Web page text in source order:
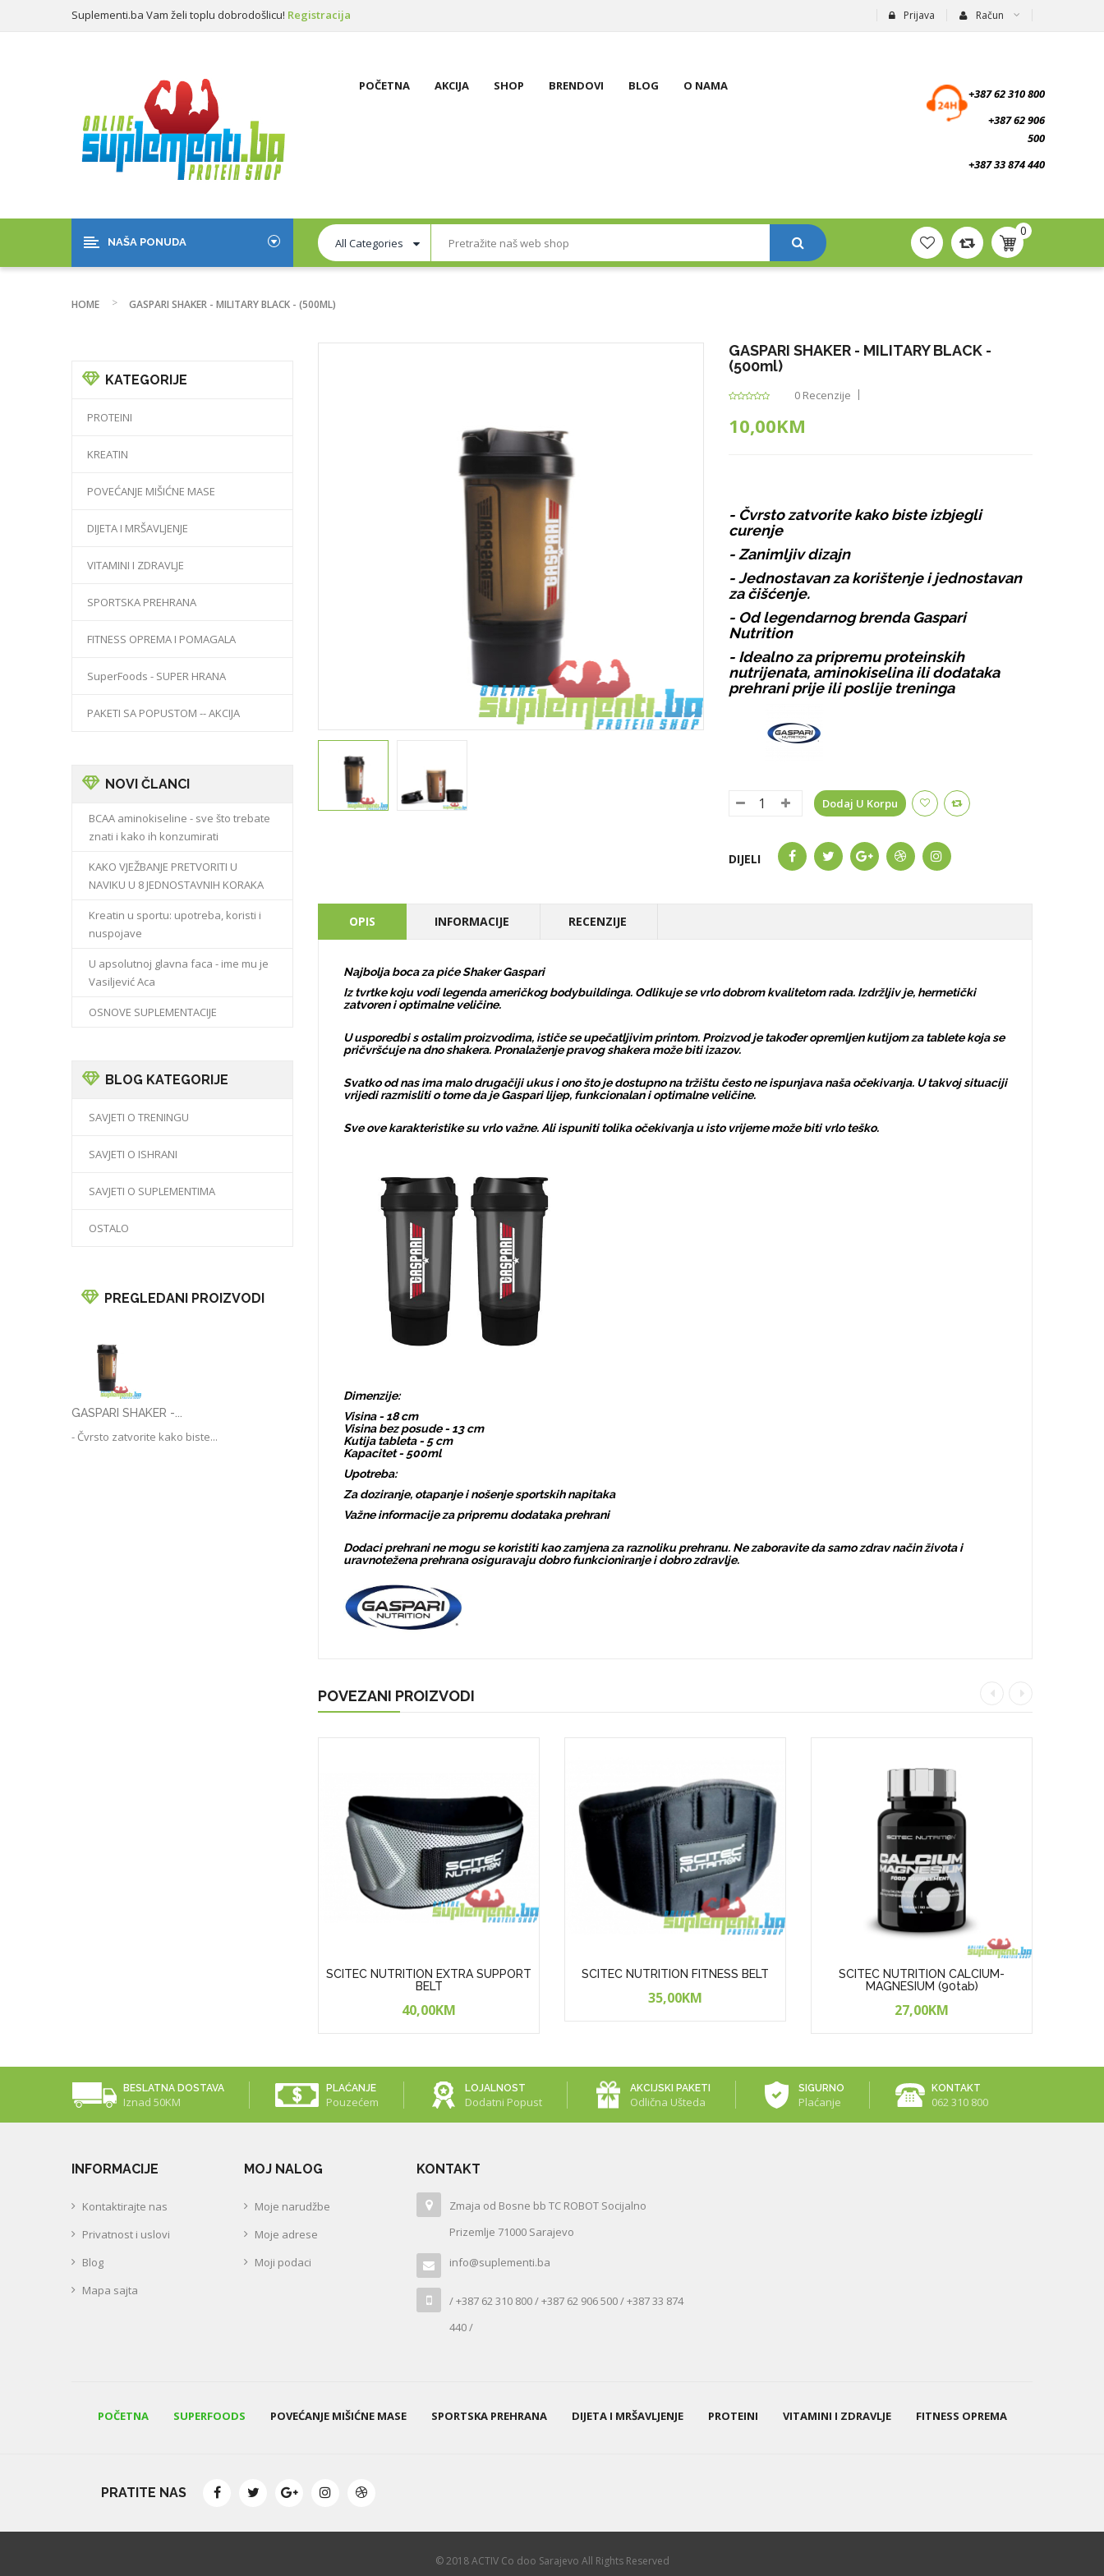
Suplementi.ba Vam želi toplu dobrodošlicu! Registracija
Prijava Račun
POČETNA AKCIJA SHOP BRENDOVI BLOG O NAMA
+387 62 310 800
+387 62 906
500
+387 33 874 440
NAŠA PONUDA
0
HOME GASPARI SHAKER - MILITARY BLACK - (500ML)
KATEGORIJE
PROTEINI
KREATIN
POVEĆANJE MIŠIĆNE MASE
DIJETA I MRŠAVLJENJE
VITAMINI I ZDRAVLJE
SPORTSKA PREHRANA
FITNESS OPREMA I POMAGALA
SuperFoods - SUPER HRANA
PAKETI SA POPUSTOM -- AKCIJA
NOVI ČLANCI
BCAA aminokiseline - sve što trebate
znati i kako ih konzumirati
KAKO VJEŽBANJE PRETVORITI U
NAVIKU U 8 JEDNOSTAVNIH KORAKA
Kreatin u sportu: upotreba, koristi i
nuspojave
U apsolutnoj glavna faca - ime mu je
Vasiljević Aca
OSNOVE SUPLEMENTACIJE
BLOG KATEGORIJE
SAVJETI O TRENINGU
SAVJETI O ISHRANI
SAVJETI O SUPLEMENTIMA
OSTALO
PREGLEDANI PROIZVODI
GASPARI SHAKER -...
- Čvrsto zatvorite kako biste...
GASPARI SHAKER - MILITARY BLACK -
(500ml)
0 Recenzije
10,00KM
- Čvrsto zatvorite kako biste izbjegli
curenje
- Zanimljiv dizajn
- Jednostavan za korištenje i jednostavan
za čišćenje.
- Od legendarnog brenda Gaspari
Nutrition
- Idealno za pripremu proteinskih
nutrijenata, aminokiselina ili dodataka
prehrani prije ili poslije treninga
Dodaj U Korpu
DIJELI
OPIS INFORMACIJE RECENZIJE
Najbolja boca za piće Shaker Gaspari
Iz tvrtke koju vodi legenda američkog bodybuildinga. Odlikuje se vrlo dobrom kvalitetom rada. Izdržljiv je, hermetički
zatvoren i optimalne veličine.
U usporedbi s ostalim proizvodima, ističe se upečatljivim printom. Proizvod je također opremljen kutijom za tablete koja se
pričvršćuje na dno shakera. Pronalaženje pravog shakera može biti izazov.
Svatko od nas ima malo drugačiji ukus i ono što je dostupno na tržištu često ne ispunjava naša očekivanja. U takvoj situaciji
vrijedi razmisliti o tome da je Gaspari lijep, funkcionalan i optimalne veličine.
Sve ove karakteristike su vrlo važne. Ali ispuniti tolika očekivanja u isto vrijeme može biti vrlo teško.
Dimenzije:
Visina - 18 cm
Visina bez posude - 13 cm
Kutija tableta - 5 cm
Kapacitet - 500ml
Upotreba:
Za doziranje, otapanje i nošenje sportskih napitaka
Važne informacije za pripremu dodataka prehrani
Dodaci prehrani ne mogu se koristiti kao zamjena za raznoliku prehranu. Ne zaboravite da samo zdrav način života i
uravnotežena prehrana osiguravaju dobro funkcioniranje i dobro zdravlje.
POVEZANI PROIZVODI
SCITEC NUTRITION EXTRA SUPPORT
BELT
40,00KM
SCITEC NUTRITION FITNESS BELT
35,00KM
SCITEC NUTRITION CALCIUM-
MAGNESIUM (90tab)
27,00KM
BESLATNA DOSTAVA
Iznad 50KM
PLAĆANJE
Pouzećem
LOJALNOST
Dodatni Popust
AKCIJSKI PAKETI
Odlična Ušteda
SIGURNO
Plaćanje
KONTAKT
062 310 800
INFORMACIJE
Kontaktirajte nas
Privatnost i uslovi
Blog
Mapa sajta
MOJ NALOG
Moje narudžbe
Moje adrese
Moji podaci
KONTAKT
Zmaja od Bosne bb TC ROBOT Socijalno
Prizemlje 71000 Sarajevo
info@suplementi.ba
/ +387 62 310 800 / +387 62 906 500 / +387 33 874
440 /
POČETNA SUPERFOODS POVEĆANJE MIŠIĆNE MASE SPORTSKA PREHRANA DIJETA I MRŠAVLJENJE PROTEINI VITAMINI I ZDRAVLJE FITNESS OPREMA
PRATITE NAS
© 2018 ACTIV Co doo Sarajevo All Rights Reserved